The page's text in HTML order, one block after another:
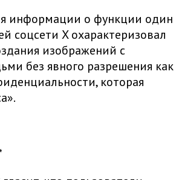
информации о функции один
соцсети X охарактеризовал
изображений с
без явного разрешения как
которая